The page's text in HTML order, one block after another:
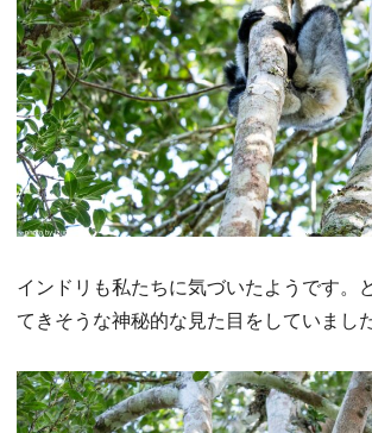
インドリも私たちに気づいたようです。
てきそうな神秘的な見た目をしていました